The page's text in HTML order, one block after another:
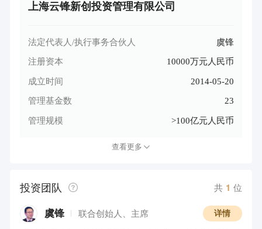
上海云锋新创投资管理有限公司
法定代表人/执行事务合伙人 虞锋
注册资本 10000万元人民币
成立时间 2014-05-20
管理基金数 23
管理规模 >100亿元人民币
查看更多
投资团队 共 1 位
虞锋 联合创始人、主席 详情